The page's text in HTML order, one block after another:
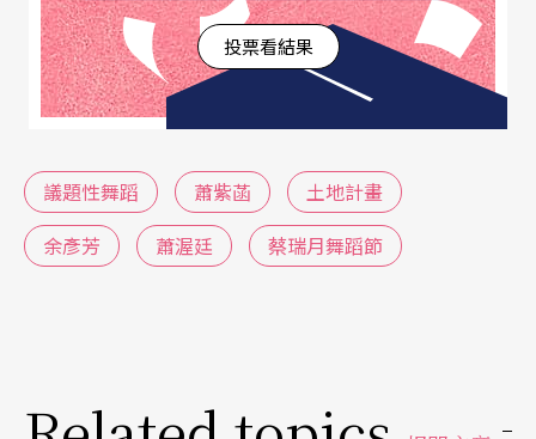
述。展演之外，另有文化論壇，來自各領域的參與
者，從自身經驗、研究切入，談人權、談文化資
產、談自由、談環境。今年的舞蹈節以「自己的國
與的積極態度。
去年十一月，在被拆除的台北華光社區，一片殘磚
投票看結果
議題性舞蹈 蕭紫菡
土地計畫
余彥芳
蕭渥廷 蔡瑞月舞蹈節